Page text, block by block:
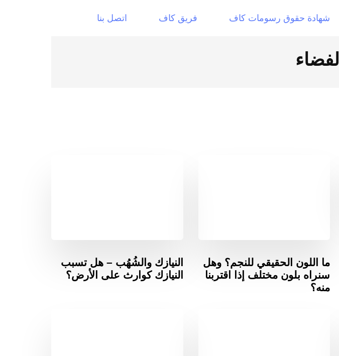
شهادة حقوق رسومات كاف فريق كاف اتصل بنا
الفضاء
ما اللون الحقيقي للنجم؟ وهل
سنراه بلون مختلف إذا اقتربنا
منه؟
النيازك والشُهُب – هل تسبب
النيازك كوارث على الأرض؟